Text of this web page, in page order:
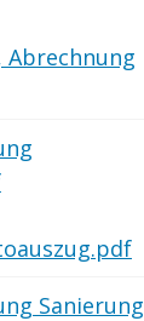
Abrechnung
Sanierung